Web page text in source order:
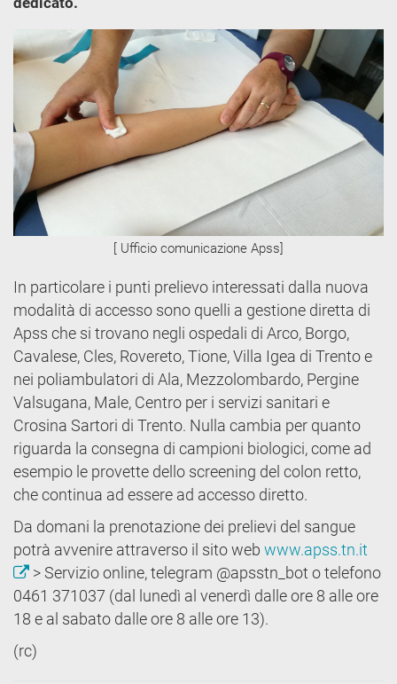
[ Ufficio comunicazione Apss]
In particolare i punti prelievo interessati dalla nuova
modalità di accesso sono quelli a gestione diretta di
Apss che si trovano negli ospedali di Arco, Borgo,
Cavalese, Cles, Rovereto, Tione, Villa Igea di Trento e
nei poliambulatori di Ala, Mezzolombardo, Pergine
Valsugana, Male, Centro per i servizi sanitari e
Crosina Sartori di Trento. Nulla cambia per quanto
riguarda la consegna di campioni biologici, come ad
esempio le provette dello screening del colon retto,
che continua ad essere ad accesso diretto.
Da domani la prenotazione dei prelievi del sangue
potrà avvenire attraverso il sito web www.apss.tn.it
> Servizio online, telegram @apsstn_bot o telefono
0461 371037 (dal lunedì al venerdì dalle ore 8 alle ore
18 e al sabato dalle ore 8 alle ore 13).
(rc)